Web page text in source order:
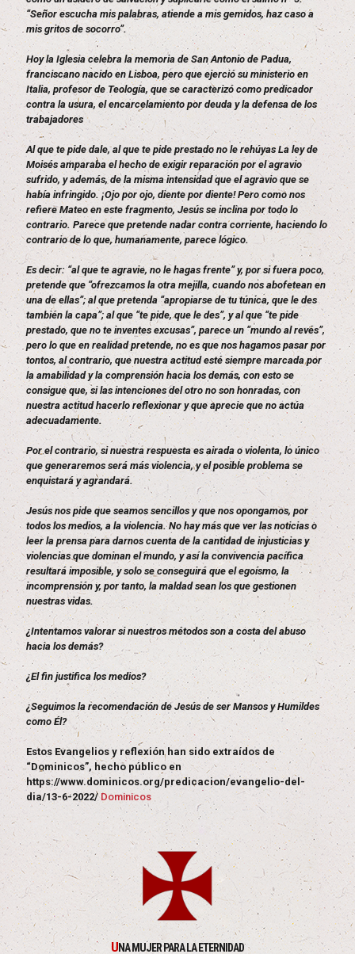
“Señor escucha mis palabras, atiende a mis gemidos, haz caso a
mis gritos de socorro”.
Hoy la Iglesia celebra la memoria de San Antonio de Padua,
franciscano nacido en Lisboa, pero que ejerció su ministerio en
Italia, profesor de Teología, que se caracterizó como predicador
contra la usura, el encarcelamiento por deuda y la defensa de los
trabajadores
Al que te pide dale, al que te pide prestado no le rehúyas La ley de
Moisés amparaba el hecho de exigir reparación por el agravio
sufrido, y además, de la misma intensidad que el agravio que se
había infringido. ¡Ojo por ojo, diente por diente! Pero como nos
refiere Mateo en este fragmento, Jesús se inclina por todo lo
contrario. Parece que pretende nadar contra corriente, haciendo lo
contrario de lo que, humanamente, parece lógico.
Es decir: “al que te agravie, no le hagas frente” y, por si fuera poco,
pretende que “ofrezcamos la otra mejilla, cuando nos abofetean en
una de ellas”; al que pretenda “apropiarse de tu túnica, que le des
también la capa”; al que “te pide, que le des”, y al que “te pide
prestado, que no te inventes excusas”, parece un “mundo al revés”,
pero lo que en realidad pretende, no es que nos hagamos pasar por
tontos, al contrario, que nuestra actitud esté siempre marcada por
la amabilidad y la comprensión hacia los demás, con esto se
consigue que, si las intenciones del otro no son honradas, con
nuestra actitud hacerlo reflexionar y que aprecie que no actúa
adecuadamente.
Por el contrario, si nuestra respuesta es airada o violenta, lo único
que generaremos será más violencia, y el posible problema se
enquistará y agrandará.
Jesús nos pide que seamos sencillos y que nos opongamos, por
todos los medios, a la violencia. No hay más que ver las noticias o
leer la prensa para darnos cuenta de la cantidad de injusticias y
violencias que dominan el mundo, y así la convivencia pacífica
resultará imposible, y solo se conseguirá que el egoísmo, la
incomprensión y, por tanto, la maldad sean los que gestionen
nuestras vidas.
¿Intentamos valorar si nuestros métodos son a costa del abuso
hacia los demás?
¿El fin justifica los medios?
¿Seguimos la recomendación de Jesús de ser Mansos y Humildes
como Él?
Estos Evangelios y reflexión han sido extraídos de
“Dominicos”, hecho público en
https://www.dominicos.org/predicacion/evangelio-del-
dia/13-6-2022/ Dominicos
UNA MUJER PARA LA ETERNIDAD